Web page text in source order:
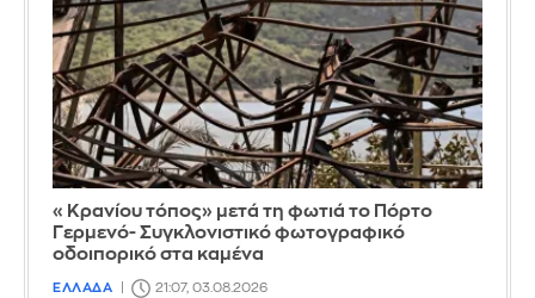
«Κρανίου τόπος» μετά τη φωτιά το Πόρτο
Γερμενό- Συγκλονιστικό φωτογραφικό
οδοιπορικό στα καμένα
ΕΛΛΑΔΑ 21:07, 03.08.2026